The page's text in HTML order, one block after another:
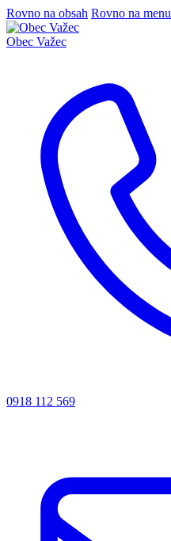
Rovno na obsah Rovno na menu
Obec Važec
0918 112 569